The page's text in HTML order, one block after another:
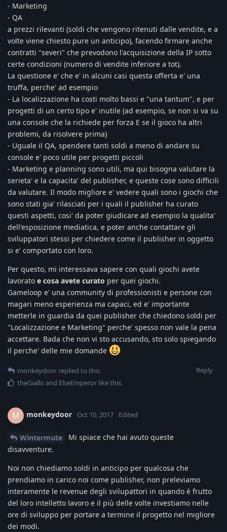
- Marketing
- QA
a prezzi rilevanti (soldi che vengono ritenuti dalle vendite, e a
volte viene chiesto pure un anticipo), facendo firmare anche
contratti "severi" che prevodono l'acquisizione della IP sotto
certe condizioni (numero di vendite inferiore a tot).
La questione e' che e' in alcuni casi questa offerta e' una
truffa, perche' ad esempio
- La localizzazione ha costi molto bassi e "una tantum", e per
progetti di un certo tipo e' inutile (ad esempio, se non si va su
una console che la richiede per forza E se il gioco ha altri
problemi, da risolvere prima)
- Uguale il QA, spendere tanti soldi a meno di andare su
console e' poco utile per progetti piccoli
- Marketing e planning sono utili, ma qui bisogna valutare la
serieta' e la capacita' del publisher, e queste cose sono difficili
da valutare. Il modo migliore e' vedere quali sono i giochi che
sono stati gia' rilasciati per i quali il publisher ha curato
questi aspetti, cosi' da poter giudicare ad esempio la qualita'
dell'esposizione mediatica, e poter anche contattare gli
sviluppatori stessi per chiedere come il publisher in oggetto
si e' comportato con loro.
Per questo, mi interessava sapere con quali giochi avete
lavorato e cosa avete curato per quei giochi.
Gameloop e' una community di professionisti e persone con
magari meno esperienza ma capaci, ed e' importante
metterle in guardia da quei publisher che chiedono soldi per
"Localizzazione e Marketing" perche' spesso non vale la pena
accettare. Bada che non vi sto accusando, sto solo spiegando
il perche' delle mie domande
Reply
monkeydoor replied to this.
theGiallo and ElseEmperor like this.
M monkeydoor Oct 10, 2017 Edited
Wintermute
Mi spiace che hai avuto queste
disavventure.
Noi non chiediamo soldi in anticipo per qualcosa che
prendiamo in carico noi come publisher, non preleviamo
interamente le revenue degli svilupattori in quando è frutto
del loro intelletto lavoro e il più delle volte investiamo nelle
ore di sviluppo per portare a termine il progetto nel migliore
dei modi.